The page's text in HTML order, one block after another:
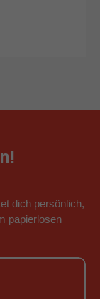
dich persönlich,
papierlosen